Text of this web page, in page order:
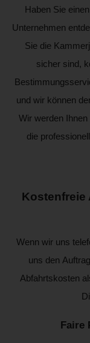
Haben Sie
Unternehmen
Sie die
sicher sind,
und wir können
Wir werden
die
Kostenfreie
Wenn wir uns
uns den
Abfahrtskosten
Faire